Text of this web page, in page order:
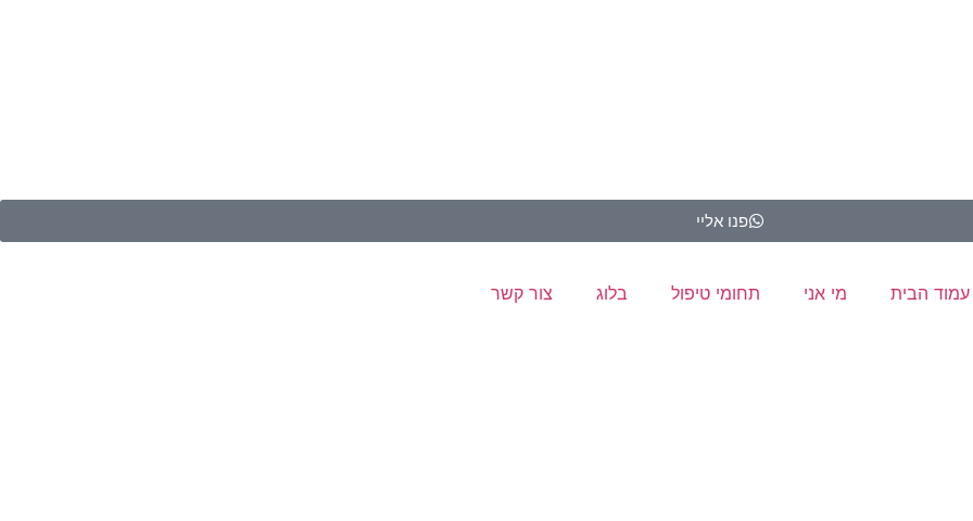
פנו אליי
עמוד הבית מי אני תחומי טיפול בלוג צור קשר